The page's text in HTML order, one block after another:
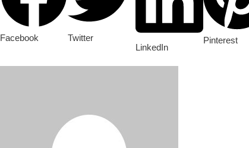
Facebook
Twitter
LinkedIn
Pinterest